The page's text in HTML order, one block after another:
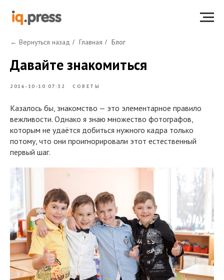
← Вернуться назад / Главная / Блог
Давайте знакомиться
2016-10-10 07:32 СОВЕТЫ
Казалось бы, знакомство — это элементарное правило
вежливости. Однако я знаю множество фотографов,
которым не удаётся добиться нужного кадра только
потому, что они проигнорировали этот естественный
первый шаг.